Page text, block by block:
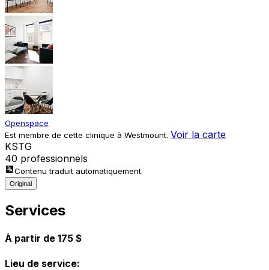
Openspace
Est membre de cette clinique à Westmount. Voir la carte
KSTG
40 professionnels
Contenu traduit automatiquement.
Original
Services
À partir de 175 $
Lieu de service: